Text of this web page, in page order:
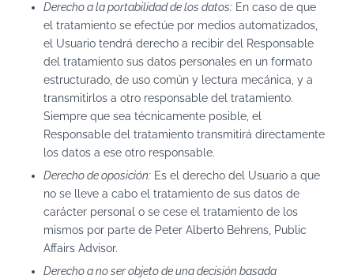
Derecho a la portabilidad de los datos:En caso de que
el tratamiento se efectúe por medios automatizados,
el Usuario tendrá derecho a recibir del Responsable
del tratamiento sus datos personales en un formato
estructurado, de uso común y lectura mecánica, y a
transmitirlos a otro responsable del tratamiento.
Siempre que sea técnicamente posible, el
Responsable del tratamiento transmitirá directamente
los datos a ese otro responsable.
Derecho de oposición:Es el derecho del Usuario a que
no se lleve a cabo el tratamiento de sus datos de
carácter personal o se cese el tratamiento de los
mismos por parte de Peter Alberto Behrens, Public
Affairs Advisor.
Derecho a no ser objeto de una decisión basada